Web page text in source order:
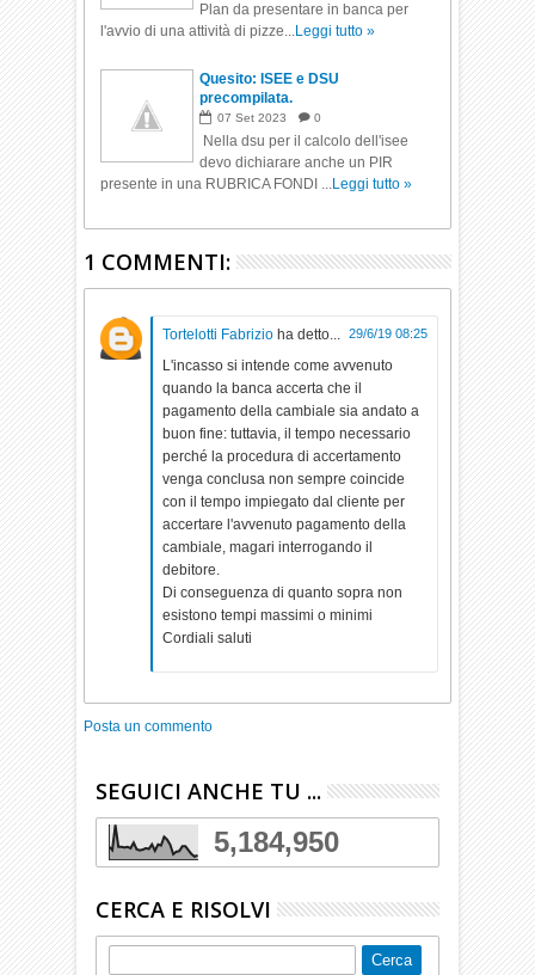
Plan da presentare in banca per
l'avvio di una attività di pizze...Leggi tutto »
Quesito: ISEE e DSU
precompilata.
07 Set 2023 0
Nella dsu per il calcolo dell'isee
devo dichiarare anche un PIR
presente in una RUBRICA FONDI ...Leggi tutto »
1 COMMENTI:
Tortelotti Fabrizio ha detto... 29/6/19 08:25
L'incasso si intende come avvenuto
quando la banca accerta che il
pagamento della cambiale sia andato a
buon fine: tuttavia, il tempo necessario
perché la procedura di accertamento
venga conclusa non sempre coincide
con il tempo impiegato dal cliente per
accertare l'avvenuto pagamento della
cambiale, magari interrogando il
debitore.
Di conseguenza di quanto sopra non
esistono tempi massimi o minimi
Cordiali saluti
Posta un commento
SEGUICI ANCHE TU ...
5,184,950
CERCA E RISOLVI